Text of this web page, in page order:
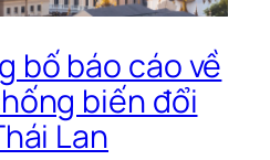
bố báo cáo về
biến đổi
Lan